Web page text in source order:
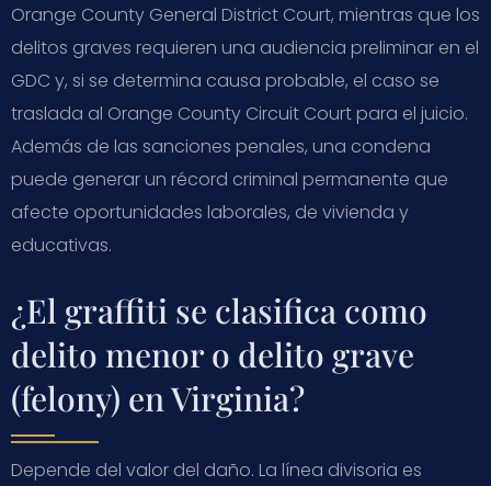
Orange County General District Court, mientras que los
delitos graves requieren una audiencia preliminar en el
GDC y, si se determina causa probable, el caso se
traslada al Orange County Circuit Court para el juicio.
Además de las sanciones penales, una condena
puede generar un récord criminal permanente que
afecte oportunidades laborales, de vivienda y
educativas.
¿El graffiti se clasifica como
delito menor o delito grave
(felony) en Virginia?
Depende del valor del daño. La línea divisoria es